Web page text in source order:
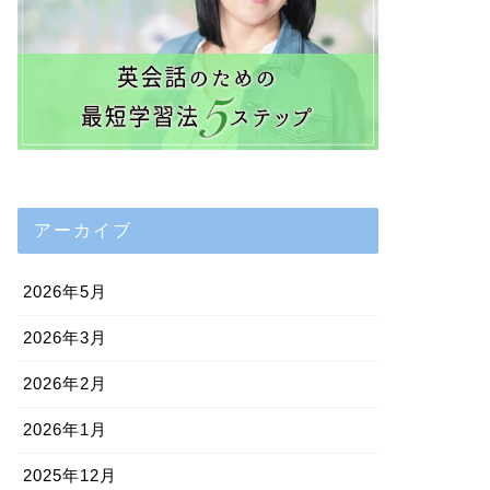
アーカイブ
2026年5月
2026年3月
2026年2月
2026年1月
2025年12月